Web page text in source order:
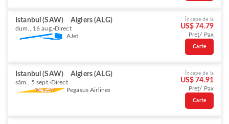
Istanbul (SAW) Algiers (ALG)
dum., 16 aug. Direct
AJet
Începe de la
US$ 74.79
Preț/ Pax
Carte
Istanbul (SAW) Algiers (ALG)
sâm., 5 sept. Direct
Pegasus Airlines
Începe de la
US$ 74.91
Preț/ Pax
Carte